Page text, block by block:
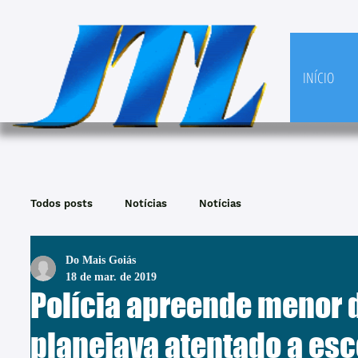
INÍCIO
Todos posts Notícias Notícias
Polícia apreende menor
planejava atentado a
Do Mais Goiás
18 de mar. de 2019